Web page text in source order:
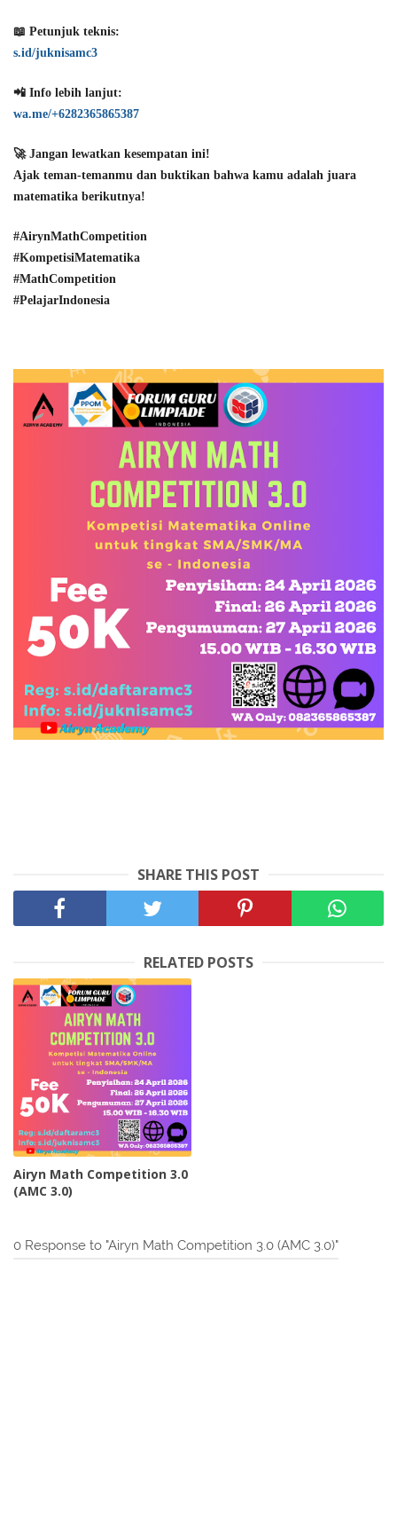
📖 Petunjuk teknis:
s.id/juknisamc3
📲 Info lebih lanjut:
wa.me/+6282365865387
🚀 Jangan lewatkan kesempatan ini!
Ajak teman-temanmu dan buktikan bahwa kamu adalah juara
matematika berikutnya!
#AirynMathCompetition
#KompetisiMatematika
#MathCompetition
#PelajarIndonesia
SHARE THIS POST
RELATED POSTS
Airyn Math Competition 3.0
(AMC 3.0)
0 Response to "Airyn Math Competition 3.0 (AMC 3.0)"